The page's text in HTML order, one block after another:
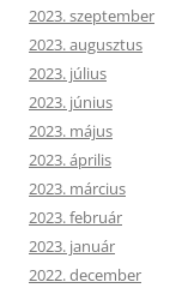
2023. szeptember
2023. augusztus
2023. július
2023. június
2023. május
2023. április
2023. március
2023. február
2023. január
2022. december